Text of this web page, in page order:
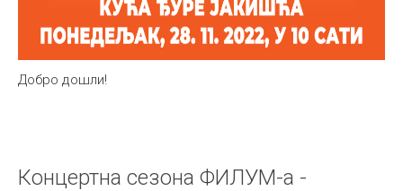
Добро дошли!
Концертна сезона ФИЛУМ-а -